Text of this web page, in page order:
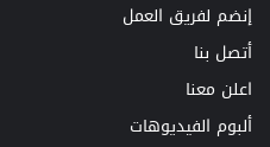
إنضم لفريق العمل
أتصل بنا
اعلن معنا
ألبوم الفيديوهات